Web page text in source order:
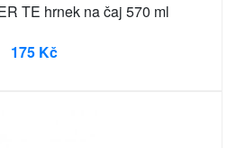
TE hrnek na čaj 570 ml
175 Kč